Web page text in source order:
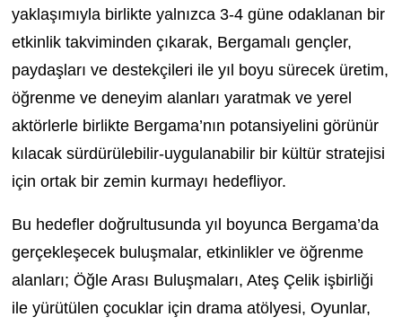
yaklaşımıyla birlikte yalnızca 3-4 güne odaklanan bir
etkinlik takviminden çıkarak, Bergamalı gençler,
paydaşları ve destekçileri ile yıl boyu sürecek üretim,
öğrenme ve deneyim alanları yaratmak ve yerel
aktörlerle birlikte Bergama’nın potansiyelini görünür
kılacak sürdürülebilir-uygulanabilirbir kültür stratejisi
için ortak bir zemin kurmayı hedefliyor.
Bu hedefler doğrultusunda yıl boyunca Bergama’da
gerçekleşecek buluşmalar, etkinlikler ve öğrenme
alanları; Öğle Arası Buluşmaları, Ateş Çelikişbirliği
ile yürütülen çocuklar için drama atölyesi, Oyunlar,